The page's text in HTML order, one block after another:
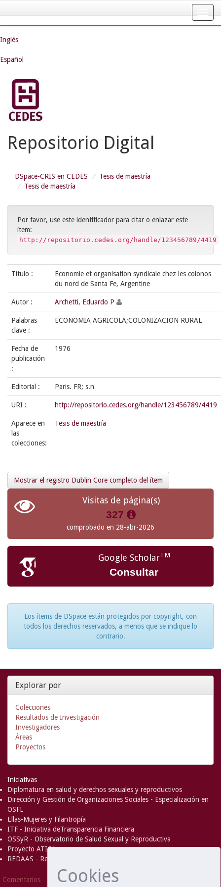
Cookies
navigation
Inglés
Español
Repositorio Digital
DSpace-CRIS en CEDES
Tesis de maestría
Tesis de maestría
Por favor, use este identificador para citar o enlazar este
ítem:
http://repositorio.cedes.org/handle/123456789/4419
Título :
Economie et organisation syndicale chez les colonos
du nord de Santa Fe, Argentine
Autor : Archetti, Eduardo P
Palabras
clave :
ECONOMIA AGRICOLA;COLONIZACION RURAL
Fecha de
publicación
:
1976
Editorial : Paris. FR; s.n
URI : http://repositorio.cedes.org/handle/123456789/4419
Aparece en
las
colecciones:
Tesis de maestría
Mostrar el registro Dublin Core completo del ítem
Visitas de página(s)
327
comprobado en 28-abr-2026
Google ScholarTM
Consultar
Los ítems de DSpace están protegidos por copyright, con
todos los derechos reservados, a menos que se indique lo
contrario.
Explorar por
Colecciones
Resultados de Investigación
Investigadores
Áreas
Proyectos
Iniciativas
Diplomatura en salud y derechos sexuales y reproductivos
Dirección y Gestión de Organizaciones Sociales - Especialización en
OSFL
Ellas-Mujeres y Filantropía
ITF - Iniciativa deTransparencia Financiera
OSSyR - Observatorio de Salud Sexual y Reproductiva
Proyecto ATICA
REDAAS - Red de Acceso al Aborto Seguro
Comentarios DSpace Software